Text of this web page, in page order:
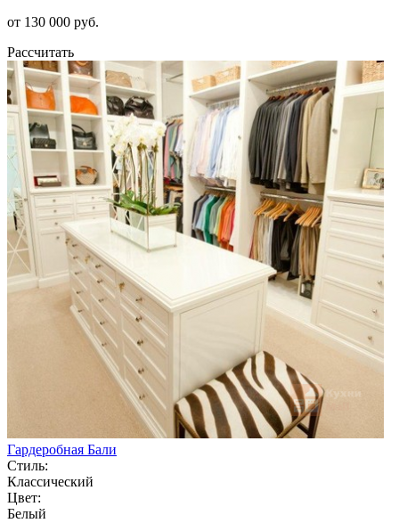
от 130 000 руб.
Рассчитать
Гардеробная Бали
Стиль:
Классический
Цвет:
Белый